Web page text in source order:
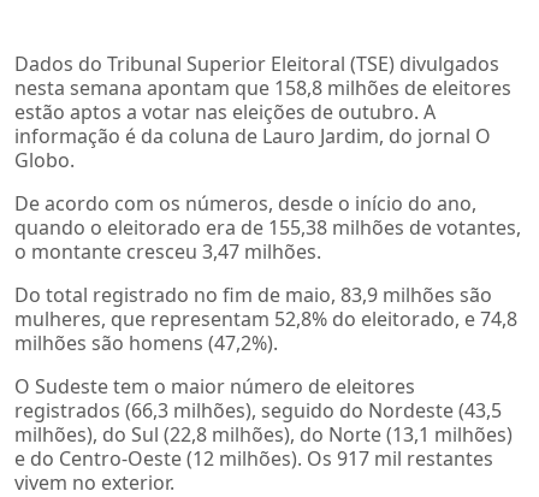
Dados do Tribunal Superior Eleitoral (TSE) divulgados
nesta semana apontam que 158,8 milhões de eleitores
estão aptos a votar nas eleições de outubro. A
informação é da coluna de Lauro Jardim, do jornal O
Globo.
De acordo com os números, desde o início do ano,
quando o eleitorado era de 155,38 milhões de votantes,
o montante cresceu 3,47 milhões.
Do total registrado no fim de maio, 83,9 milhões são
mulheres, que representam 52,8% do eleitorado, e 74,8
milhões são homens (47,2%).
O Sudeste tem o maior número de eleitores
registrados (66,3 milhões), seguido do Nordeste (43,5
milhões), do Sul (22,8 milhões), do Norte (13,1 milhões)
e do Centro-Oeste (12 milhões). Os 917 mil restantes
vivem no exterior.